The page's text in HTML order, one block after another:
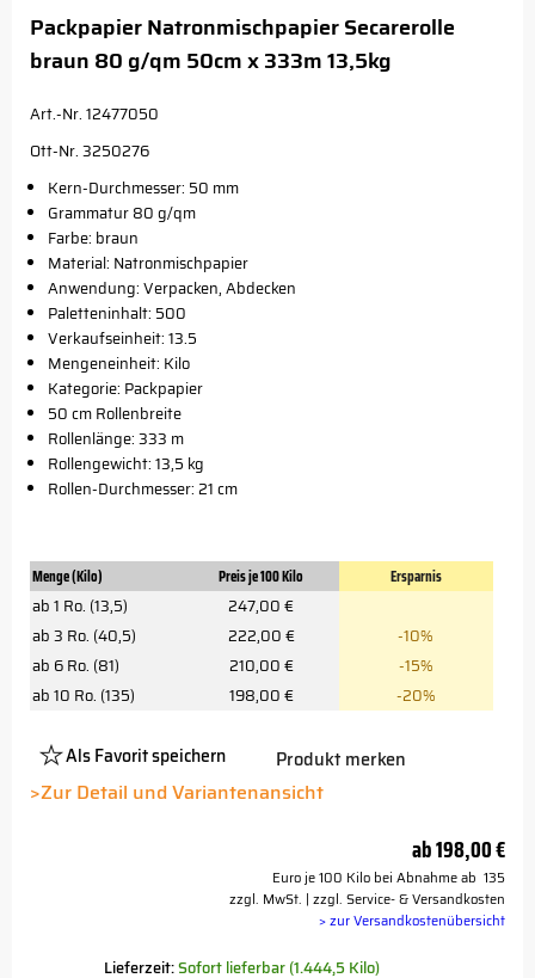
Packpapier Natronmischpapier Secarerolle
braun 80 g/qm 50cm x 333m 13,5kg
Art.-Nr. 12477050
Ott-Nr. 3250276
Kern-Durchmesser: 50 mm
Grammatur 80 g/qm
Farbe: braun
Material: Natronmischpapier
Anwendung: Verpacken, Abdecken
Paletteninhalt: 500
Verkaufseinheit: 13.5
Mengeneinheit: Kilo
Kategorie: Packpapier
50 cm Rollenbreite
Rollenlänge: 333 m
Rollengewicht: 13,5 kg
Rollen-Durchmesser: 21 cm
Menge (Kilo) Preis je 100 Kilo
Ersparnis
ab 1 Ro. (13,5)
247,00 €
ab 3 Ro. (40,5)
222,00 €
-10%
ab 6 Ro. (81)
210,00 €
-15%
ab 10 Ro. (135)
198,00 € -20%
Als Favorit speichern
Platzhalter
Button
Produkt merken
>Zur Detail und Variantenansicht
ab198,00 €
Euro je 100 Kilo bei Abnahme ab 135
zzgl. MwSt. | zzgl. Service- & Versandkosten
> zur Versandkostenübersicht
Lieferzeit:Sofort lieferbar (1.444,5 Kilo)